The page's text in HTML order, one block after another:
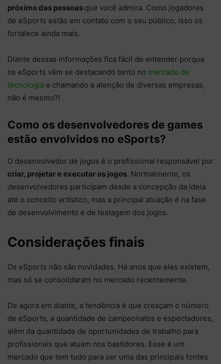
próximo das pessoas que você admira. Como jogadores
de eSports estão em contato com o seu público, isso os
fortalece ainda mais.
Diante dessas informações fica fácil de entender porque
os eSports vêm se destacando tanto no mercado de
tecnologia e chamando a atenção de diversas empresas,
não é mesmo?!
Como os desenvolvedores de games
estão envolvidos no eSports?
O desenvolvedor de jogos é o profissional responsável por
criar, projetar e executar os jogos. Normalmente, os
desenvolvedores participam desde a concepção da ideia
até o conceito artístico, mas a principal atuação é na fase
de desenvolvimento e de testagem dos jogos.
Considerações finais
Os eSports não são novidades. Há anos que eles existem,
mas só se consolidaram no mercado recentemente.
De agora em diante, a tendência é que cresçam o número
de eSports, a quantidade de campeonatos e espectadores,
além da quantidade de oportunidades de trabalho para
profissionais que atuam nos bastidores. Esse é um
mercado que tem tudo para ser uma das principais fontes